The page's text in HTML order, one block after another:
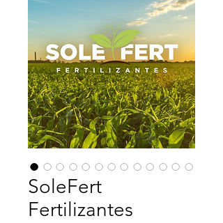
SoleFert
Fertilizantes